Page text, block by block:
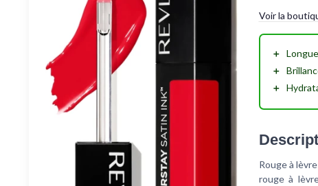
Voir la
＋
＋
＋
Rouge à
rouge à